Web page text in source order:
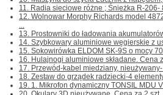
11. Radia sieciowe różne ; Śnieżka R-206-
12. Wolnowar Morphy Richards model
...
13. Prostowniki do ładowania
14. Szybkowary aluminiowe węgierskie z
15. Sokowirówka ELDOM SK-9S o mocy
16. Hulajnogi aluminiowe składane. Cena
17. Przewód-kabel miedziany, nieużywany-
18. Zestaw do grządek radziecki-4
19. 1. Mikrofon dynamiczny TONSIL MDU